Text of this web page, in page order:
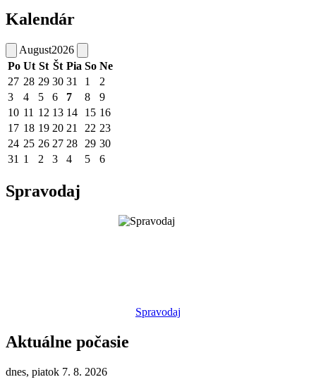
Kalendár
August2026
Po Ut St Št Pia So Ne
27 28 29 30 31 1
2
3
4 5 6 7 8
9
10 11 12 13 14 15 16
17 18 19 20 21 22 23
24 25 26 27 28 29 30
31 1 2 3 4 5 6
Spravodaj
Spravodaj
Aktuálne počasie
dnes, piatok 7. 8. 2026